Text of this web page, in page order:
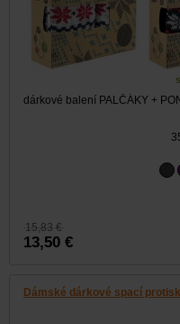
dárkové balení PALČÁKY +
15,83 €
13,50 €
Dámské dárkové spací